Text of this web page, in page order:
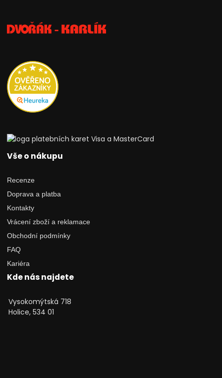
Vše o nákupu
Recenze
Doprava a platba
Kontakty
Vrácení zboží a reklamace
Obchodní podmínky
FAQ
Kariéra
Kde nás najdete
Vysokomýtská 718
Holice, 534 01